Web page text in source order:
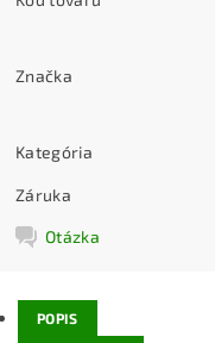
Značka
Kategória
Záruka
Otázka
POPIS